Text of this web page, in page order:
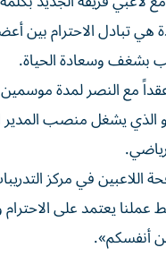
تبادل الاحترام بين
بشغف وسعادة الحياة.
مع النصر لمدة
الذي يشغل منصب المدير
اللاعبين في مركز
عملنا يعتمد على الاحترام
أنفسكم».